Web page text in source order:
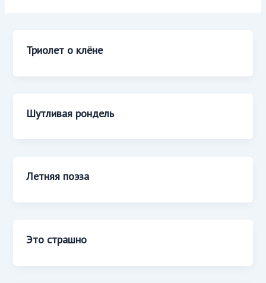
Триолет о клёне
Шутливая рондель
Летняя поэза
Это страшно